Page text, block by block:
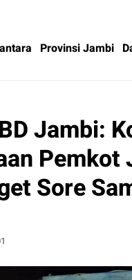
Provinsi Jambi
Jambi:
Pemkot
Sore